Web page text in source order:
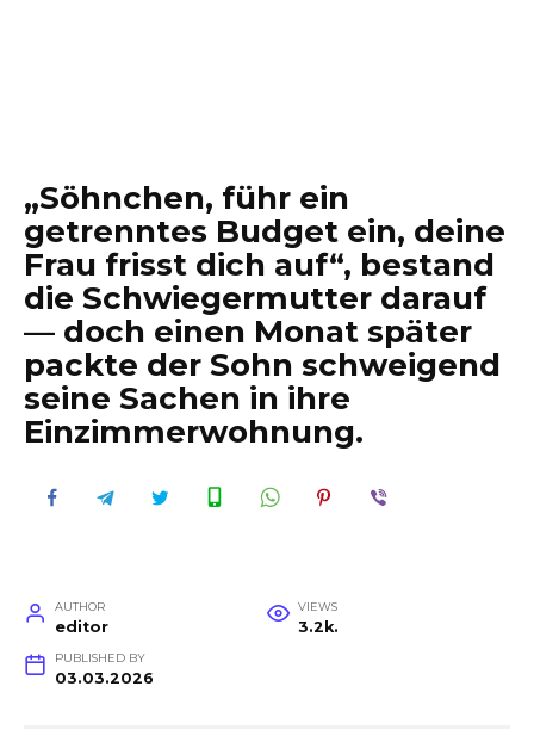
„Söhnchen, führ ein
getrenntes Budget ein, deine
Frau frisst dich auf“, bestand
die Schwiegermutter darauf
— doch einen Monat später
packte der Sohn schweigend
seine Sachen in ihre
Einzimmerwohnung.
AUTHOR
editor
VIEWS
3.2k.
PUBLISHED BY
03.03.2026